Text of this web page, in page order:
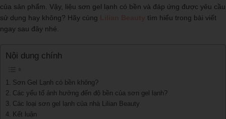
của sản phẩm. Vậy, liệu sơn gel lạnh có bền và đáp ứng được yêu cầu
sử dụng hay không? Hãy cùng
tìm hiểu trong bài viết
ngay sau đây nhé.
Nội dung chính
Sơn Gel Lạnh có bền không?
Các yếu tố ảnh hưởng đến độ bền của sơn gel lạnh?
Các loại sơn gel lạnh của nhà Lilian Beauty
Kết luận